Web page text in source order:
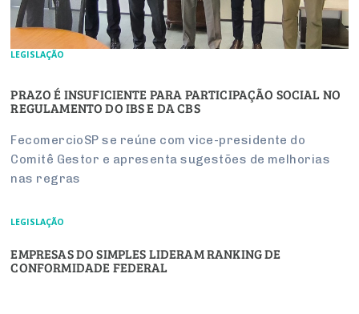
LEGISLAÇÃO
PRAZO É INSUFICIENTE PARA PARTICIPAÇÃO SOCIAL NO
REGULAMENTO DO IBS E DA CBS
FecomercioSP se reúne com vice-presidente do
Comitê Gestor e apresenta sugestões de melhorias
nas regras
LEGISLAÇÃO
EMPRESAS DO SIMPLES LIDERAM RANKING DE
CONFORMIDADE FEDERAL